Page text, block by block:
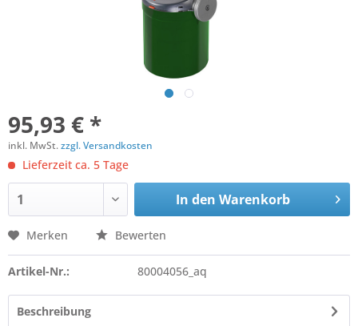
95,93 € *
inkl. MwSt.zzgl. Versandkosten
Lieferzeit ca. 5 Tage
In den Warenkorb
Merken Bewerten
Artikel-Nr.: 80004056_aq
Beschreibung